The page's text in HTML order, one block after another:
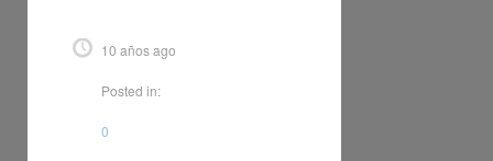
10 años ago
Posted in:
0